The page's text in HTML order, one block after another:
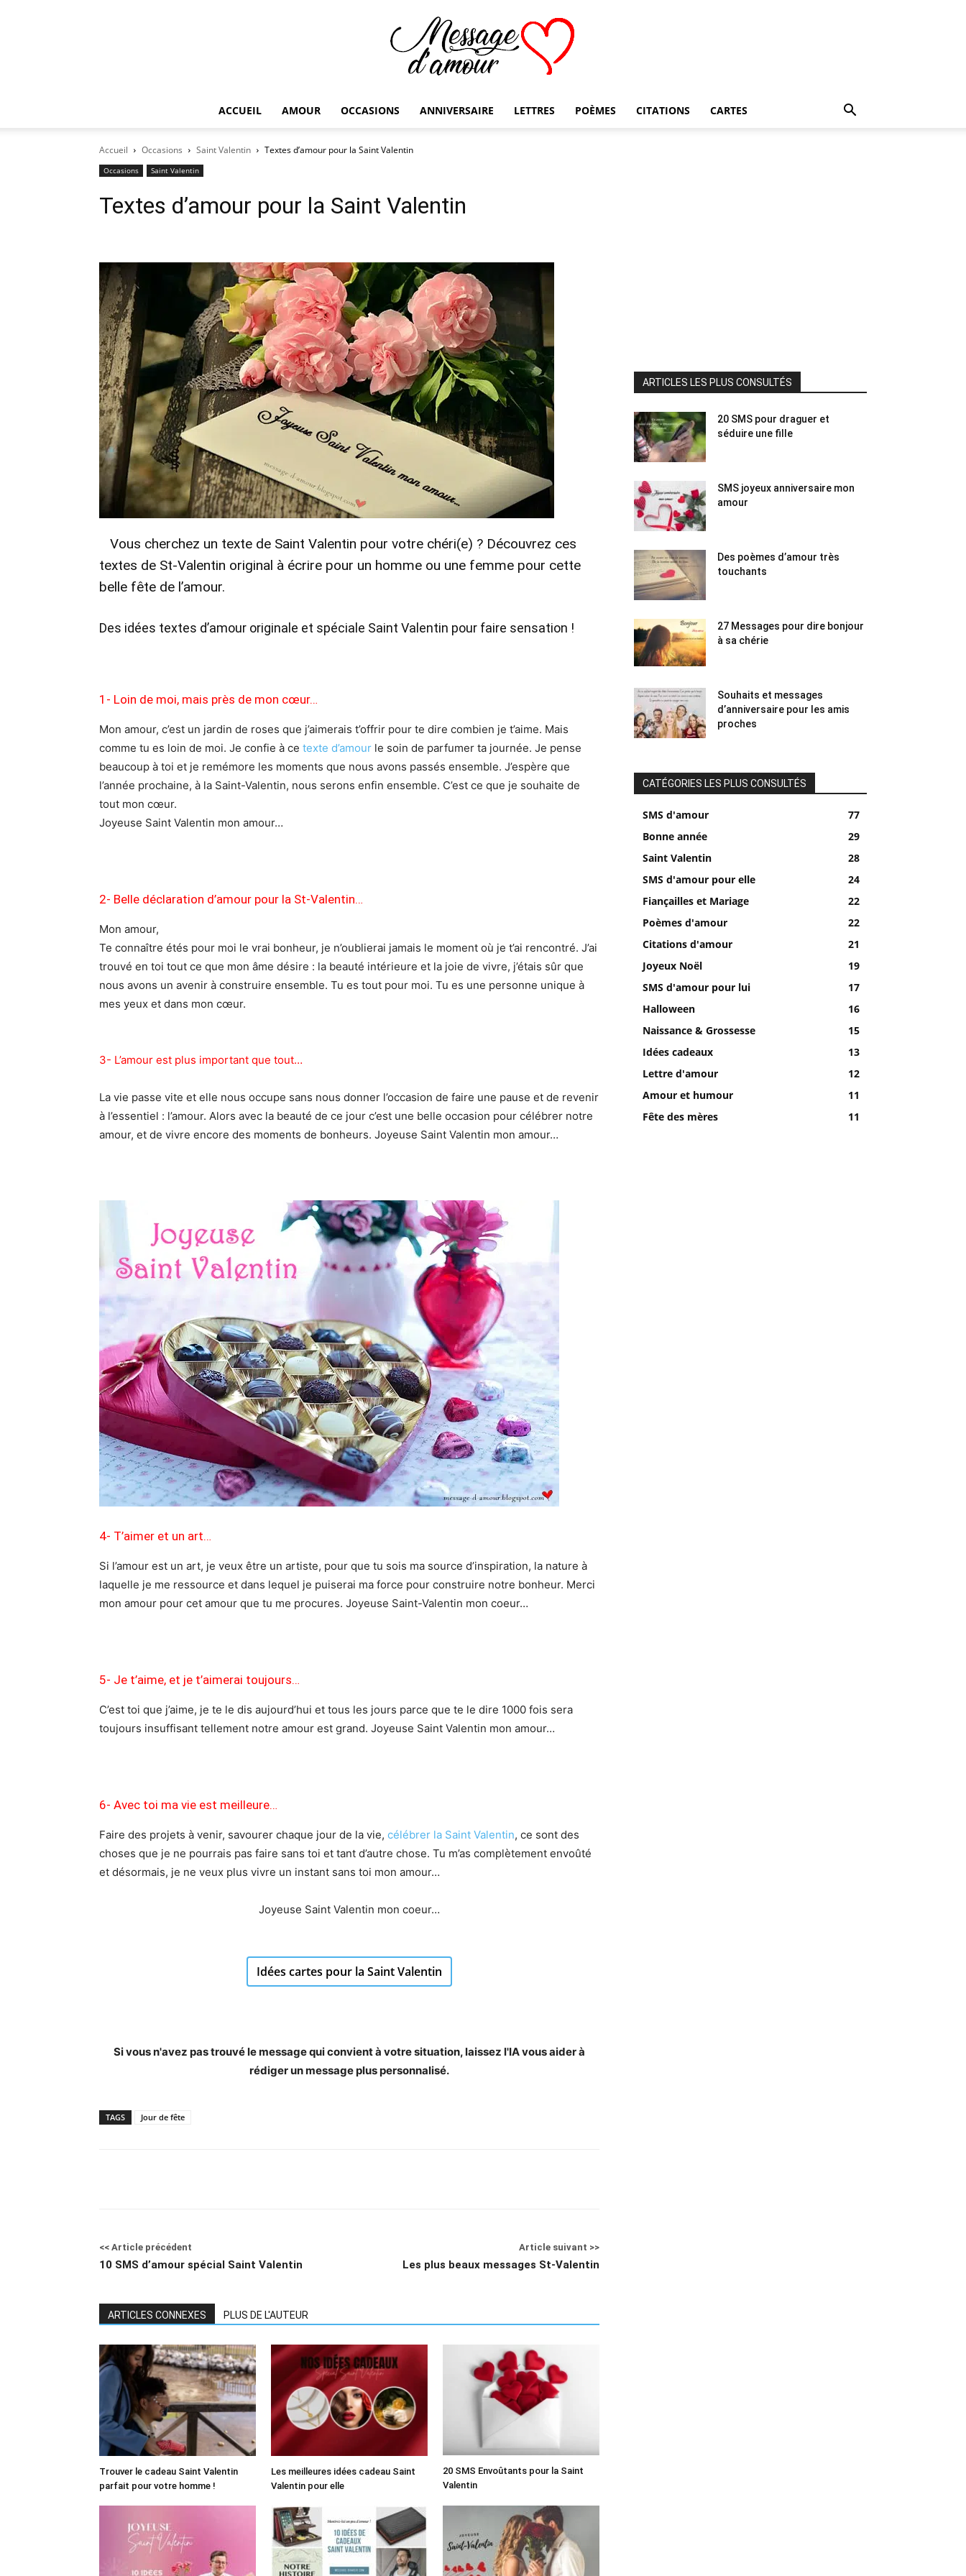
ACCUEIL AMOUR OCCASIONS ANNIVERSAIRE LETTRES POÈMES CITATIONS CARTES
Accueil Occasions Saint Valentin Textes d’amour pour la Saint Valentin
Occasions Saint Valentin
Textes d’amour pour la Saint Valentin
Vous cherchez un texte de Saint Valentin pour votre chéri(e) ? Découvrez ces
textes de St-Valentin original à écrire pour un homme ou une femme pour cette
belle fête de l’amour.
Des idées textes d’amour originale et spéciale Saint Valentin pour faire sensation !
1- Loin de moi, mais près de mon cœur…
Mon amour, c’est un jardin de roses que j’aimerais t’offrir pour te dire combien je t’aime. Mais
comme tu es loin de moi. Je confie à ce texte d’amour le soin de parfumer ta journée. Je pense
beaucoup à toi et je remémore les moments que nous avons passés ensemble. J’espère que
l’année prochaine, à la Saint-Valentin, nous serons enfin ensemble. C’est ce que je souhaite de
tout mon cœur.
Joyeuse Saint Valentin mon amour…
2- Belle déclaration d’amour pour la St-Valentin…
Mon amour,
Te connaître étés pour moi le vrai bonheur, je n’oublierai jamais le moment où je t’ai rencontré. J’ai
trouvé en toi tout ce que mon âme désire : la beauté intérieure et la joie de vivre, j’étais sûr que
nous avons un avenir à construire ensemble. Tu es tout pour moi. Tu es une personne unique à
mes yeux et dans mon cœur.
3- L’amour est plus important que tout…
La vie passe vite et elle nous occupe sans nous donner l’occasion de faire une pause et de revenir
à l’essentiel : l’amour. Alors avec la beauté de ce jour c’est une belle occasion pour célébrer notre
amour, et de vivre encore des moments de bonheurs. Joyeuse Saint Valentin mon amour…
4- T’aimer et un art…
Si l’amour est un art, je veux être un artiste, pour que tu sois ma source d’inspiration, la nature à
laquelle je me ressource et dans lequel je puiserai ma force pour construire notre bonheur. Merci
mon amour pour cet amour que tu me procures. Joyeuse Saint-Valentin mon coeur…
5- Je t’aime, et je t’aimerai toujours…
C’est toi que j’aime, je te le dis aujourd’hui et tous les jours parce que te le dire 1000 fois sera
toujours insuffisant tellement notre amour est grand. Joyeuse Saint Valentin mon amour…
6- Avec toi ma vie est meilleure…
Faire des projets à venir, savourer chaque jour de la vie, célébrer la Saint Valentin, ce sont des
choses que je ne pourrais pas faire sans toi et tant d’autre chose. Tu m’as complètement envoûté
et désormais, je ne veux plus vivre un instant sans toi mon amour…
Joyeuse Saint Valentin mon coeur…
Idées cartes pour la Saint Valentin
Si vous n'avez pas trouvé le message qui convient à votre situation, laissez l'IA vous aider à
rédiger un message plus personnalisé.
TAGS Jour de fête
<< Article précédent
10 SMS d’amour spécial Saint Valentin
Article suivant >>
Les plus beaux messages St-Valentin
ARTICLES CONNEXES PLUS DE L'AUTEUR
Trouver le cadeau Saint Valentin
parfait pour votre homme !
Les meilleures idées cadeau Saint
Valentin pour elle
20 SMS Envoûtants pour la Saint
Valentin
ARTICLES LES PLUS CONSULTÉS
20 SMS pour draguer et
séduire une fille
SMS joyeux anniversaire mon
amour
Des poèmes d’amour très
touchants
27 Messages pour dire bonjour
à sa chérie
Souhaits et messages
d’anniversaire pour les amis
proches
CATÉGORIES LES PLUS CONSULTÉS
SMS d'amour
77
Bonne année
29
Saint Valentin
28
SMS d'amour pour elle
24
Fiançailles et Mariage
22
Poèmes d'amour
22
Citations d'amour
21
Joyeux Noël
19
SMS d'amour pour lui
17
Halloween
16
Naissance & Grossesse
15
Idées cadeaux
13
Lettre d'amour
12
Amour et humour
11
Fête des mères
11